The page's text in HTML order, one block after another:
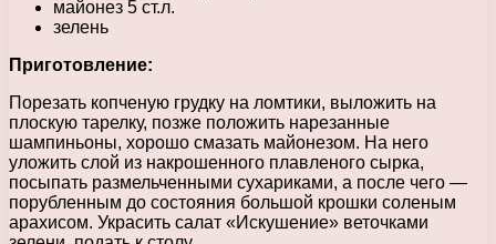
майонез 5 ст.л.
зелень
Приготовление:
Порезать копченую грудку на ломтики, выложить на
плоскую тарелку, позже положить нарезанные
шампиньоны, хорошо смазать майонезом. На него
уложить слой из накрошенного плавленого сырка,
посыпать размельченными сухариками, а после чего —
порубленным до состояния большой крошки соленым
арахисом. Украсить салат «Искушение» веточками